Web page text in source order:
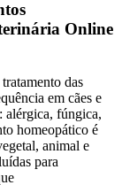
Online
das
em cães e
alérgica, fúngica,
homeopático é
animal e
para